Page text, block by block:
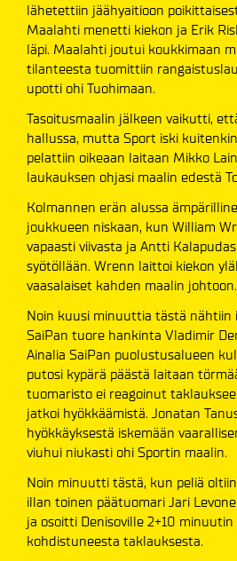
lähetettiin jäähyaitioon
Maalahti menetti kiekon ja Erik
läpi. Maalahti joutui koukkimaan
tilanteesta tuomittiin
upotti ohi Tuohimaan.
Tasoitusmaalin jälkeen vaikutti,
hallussa, mutta Sport iski
pelattiin oikeaan laitaan Mikko
laukauksen ohjasi maalin edestä
Kolmannen erän alussa
joukkueen niskaan, kun William
vapaasti viivasta ja Antti
syötöllään. Wrenn laittoi kiekon
vaasalaiset kahden maalin johtoon.
Noin kuusi minuuttia tästä nähtiin
SaiPan tuore hankinta Vladimir
Ainalia SaiPan puolustusalueen
putosi kypärä päästä laitaan
tuomaristo ei reagoinut
jatkoi hyökkäämistä. Jonatan
hyökkäyksestä iskemään
viuhui niukasti ohi Sportin maalin.
Noin minuutti tästä, kun peliä
illan toinen päätuomari Jari
ja osoitti Denisoville 2+10
kohdistuneesta taklauksesta.